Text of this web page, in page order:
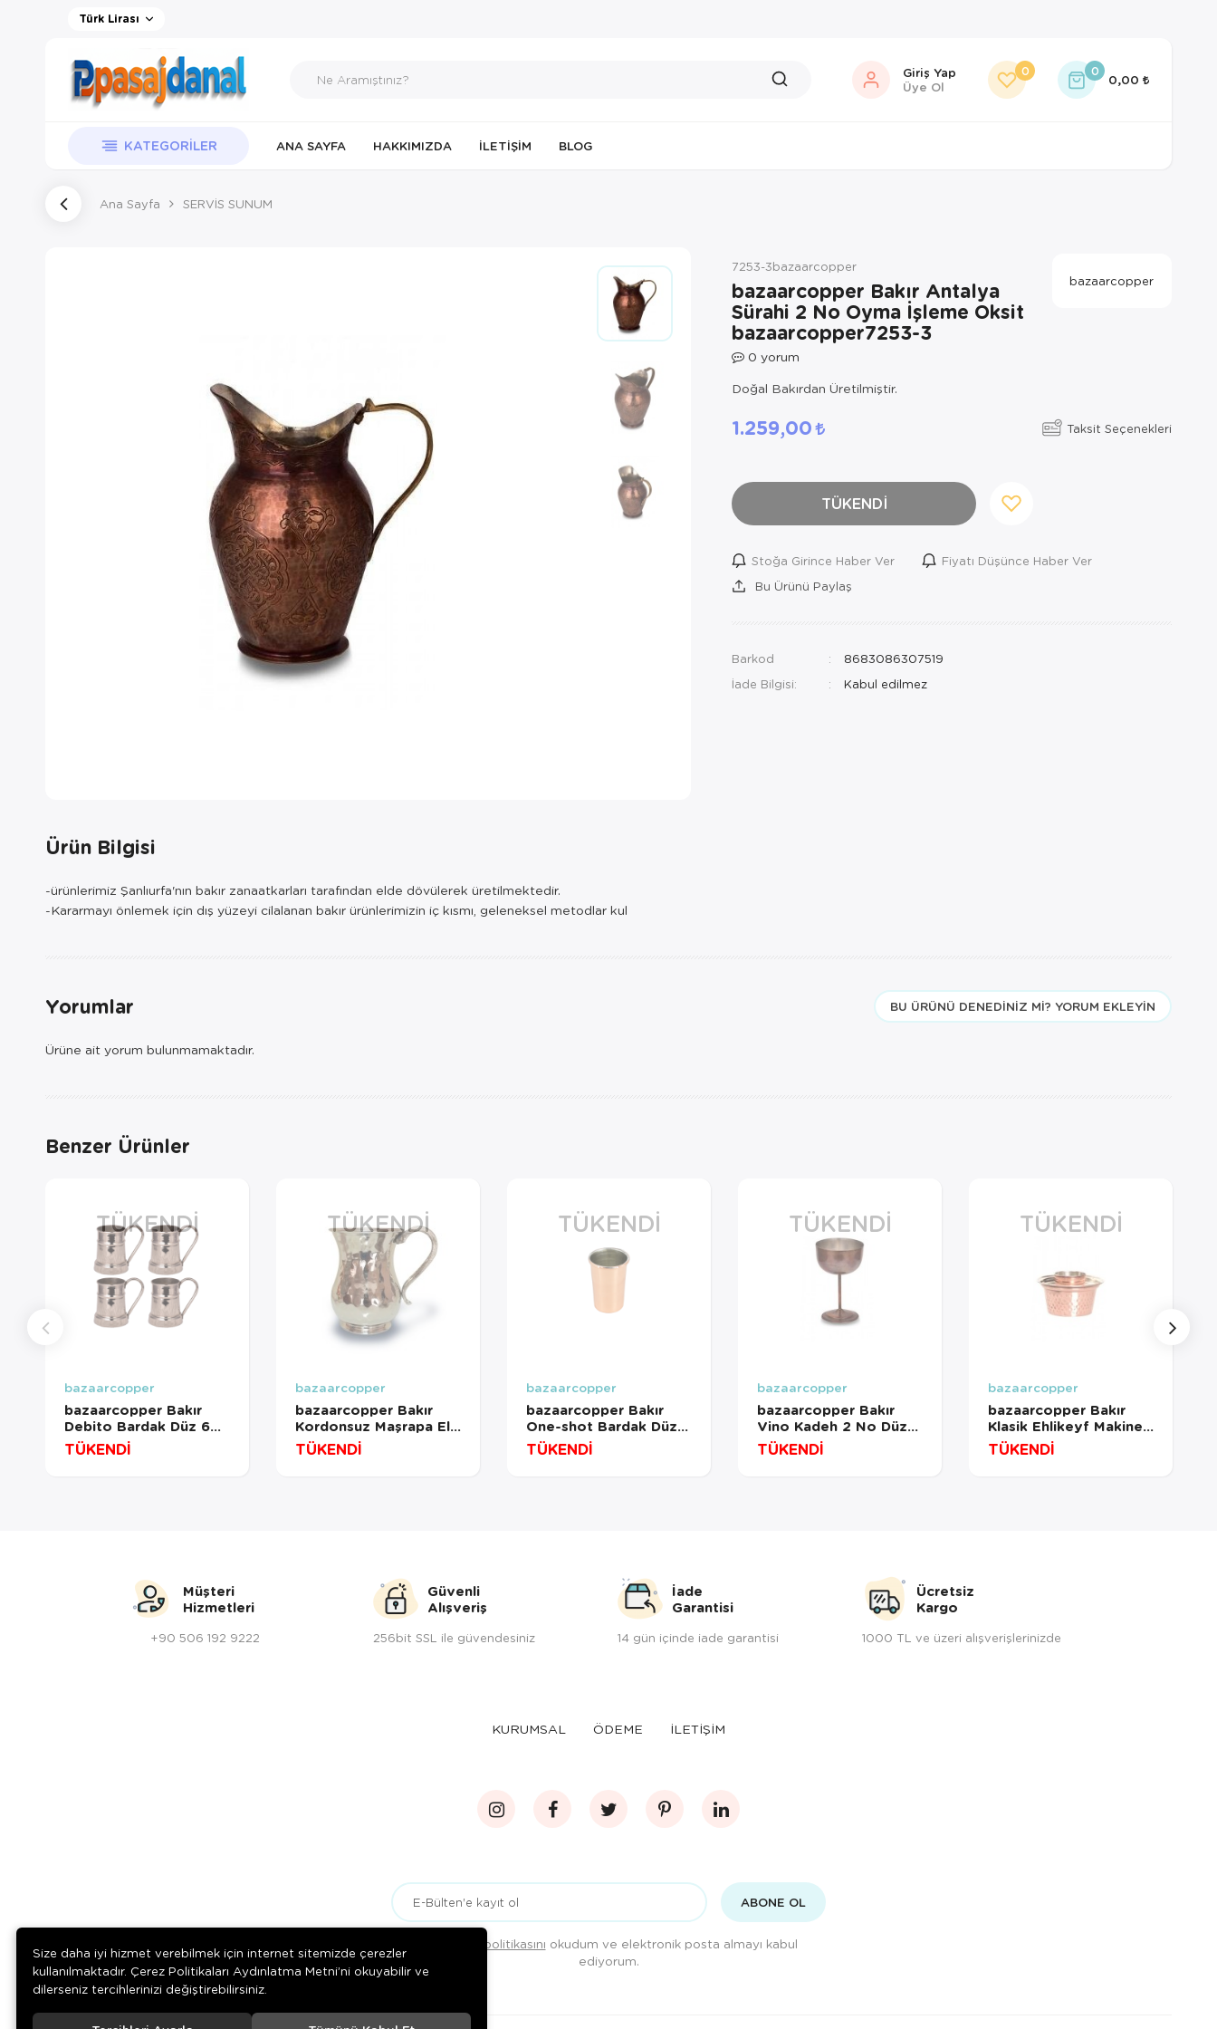
Türk Lirası
Giriş Yap
Üye Ol
0 0
0,00
KATEGORILER ANA SAYFA HAKKIMIZDA İLETIŞIM BLOG
Ana Sayfa SERVİS SUNUM
7253-3bazaarcopper
bazaarcopper Bakır Antalya
Sürahi 2 No Oyma İşleme Oksit
bazaarcopper7253-3
0 yorum
bazaarcopper
Doğal Bakırdan Üretilmiştir.
1.259,00 Taksit Seçenekleri
TÜKENDİ
Stoğa Girince Haber Ver
Fiyatı Düşünce Haber Ver
Bu Ürünü Paylaş
Barkod
8683086307519
İade Bilgisi:
Ürün Bilgisi
-ürünlerimiz Şanlıurfa'nın bakır zanaatkarları tarafından elde dövülerek üretilmektedir.
-Kararmayı önlemek için dış yüzeyi cilalanan bakır ürünlerimizin iç kısmı, geleneksel metodlar kul
Yorumlar BU ÜRÜNÜ DENEDINIZ MI? YORUM EKLEYIN
Ürüne ait yorum bulunmamaktadır.
Benzer Ürünler
TÜKENDI
bazaarcopper
bazaarcopper Bakır
Debito Bardak Düz 600
Ml 4lü Takım Nikel
bazaarcopper0455-42
TÜKENDİ
TÜKENDI
bazaarcopper
bazaarcopper Bakır
Kordonsuz Maşrapa El
Dövme 300 Ml Nikel
bazaarcopper0451-2
TÜKENDİ
TÜKENDI
bazaarcopper
bazaarcopper Bakır
One-shot Bardak Düz
30 Ml 2li Takım Kırmızı
bazaarcopper0484-21
TÜKENDİ
TÜKENDI
bazaarcopper
bazaarcopper Bakır
Vino Kadeh 2 No Düz
400 Ml 4lü Takım Oksit
bazaarcopper0457-43
TÜKENDİ
TÜKENDI
bazaarcopper
bazaarcopper Bakır
Klasik Ehlikeyf Makine
Dövme Kırmızı
bazaarcopper3300-1
TÜKENDİ
Müşteri
Hizmetleri
+90 506 192 9222
Güvenli
Alışveriş
256bit SSL ile güvendesiniz
İade
Garantisi
14 gün içinde iade garantisi
Ücretsiz
Kargo
1000 TL ve üzeri alışverişlerinizde
KURUMSAL ÖDEME İLETİŞİM
ABONE OL
Gizlilik politikasını okudum ve elektronik posta almayı kabul
ediyorum.
Size daha iyi hizmet verebilmek için internet sitemizde çerezler
kullanılmaktadır. Çerez Politikaları Aydınlatma Metni’ni okuyabilir ve
dilerseniz tercihlerinizi değiştirebilirsiniz.